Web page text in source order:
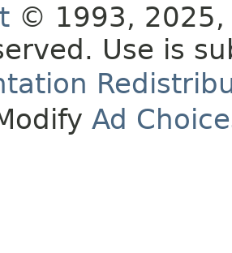
© 1993,
Use is
Ad